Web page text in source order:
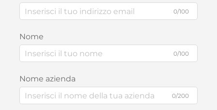
0/100
Nome
0/100
Nome azienda
0/200